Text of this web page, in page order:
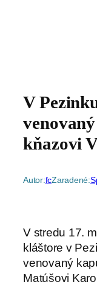
V
kňazovi
Autor:fcZaradené:
V stredu 17.
kláštore v
venovaný
Matúšovi